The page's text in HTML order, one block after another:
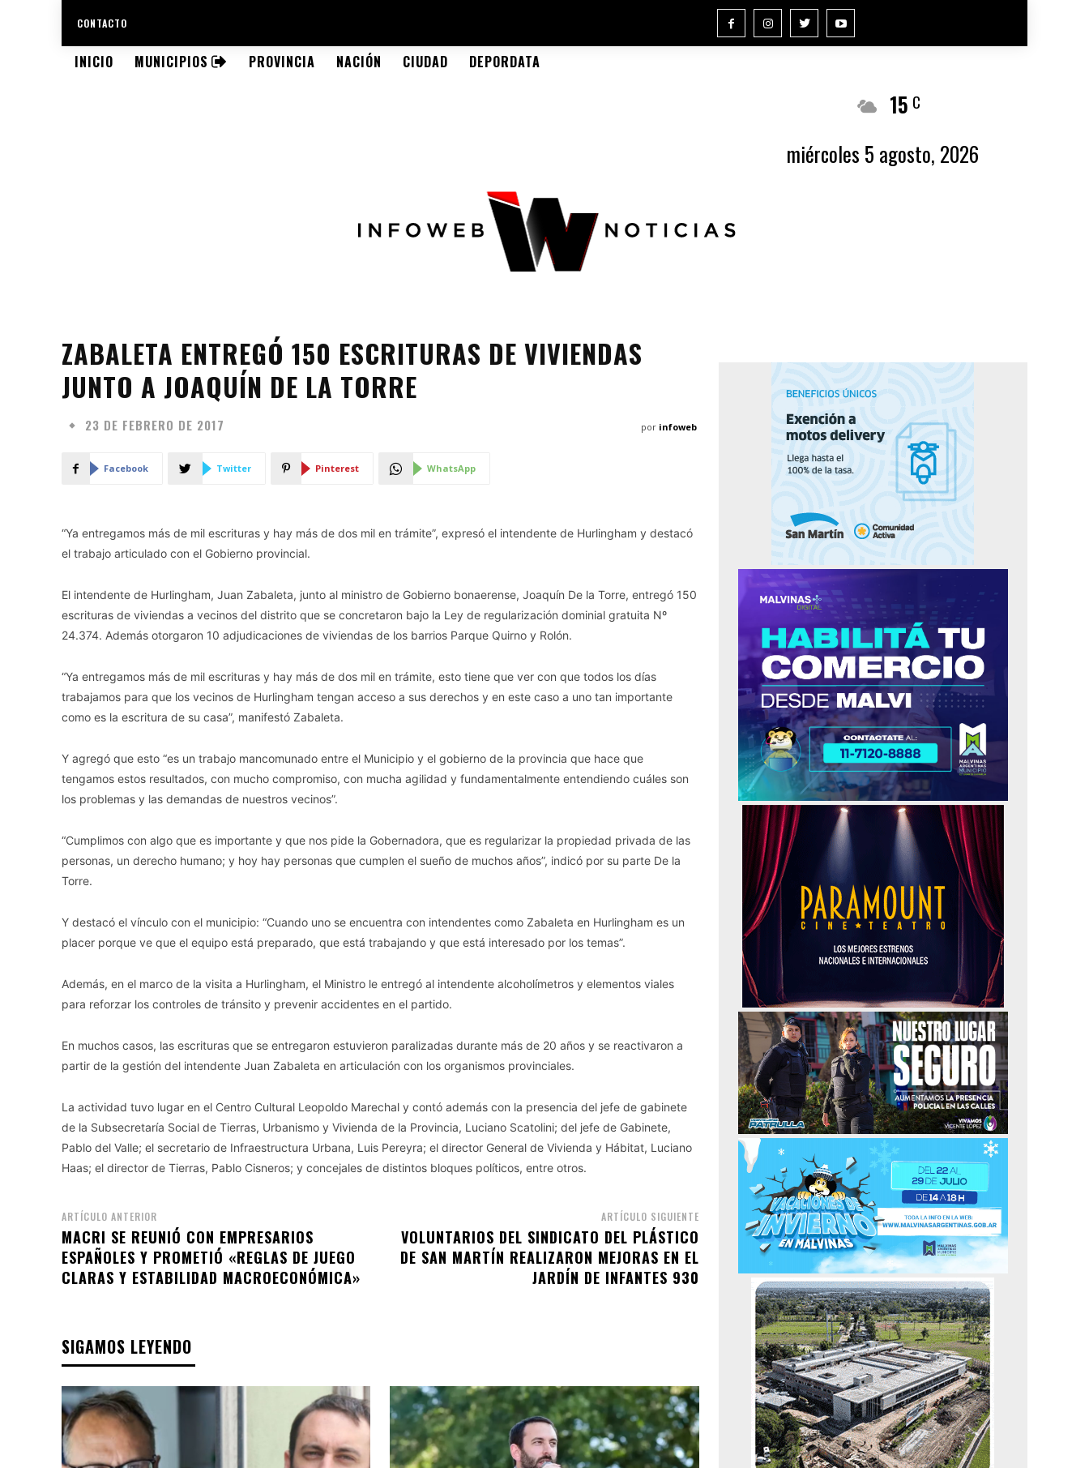
CONTACTO
INICIO MUNICIPIOS PROVINCIA NACIÓN CIUDAD DEPORDATA
15 C
miércoles 5 agosto, 2026
ZABALETA ENTREGÓ 150 ESCRITURAS DE VIVIENDAS
JUNTO A JOAQUÍN DE LA TORRE
23 DE FEBRERO DE 2017 por infoweb
Facebook Twitter Pinterest WhatsApp
“Ya entregamos más de mil escrituras y hay más de dos mil en trámite”, expresó el intendente de Hurlingham y destacó
el trabajo articulado con el Gobierno provincial.
El intendente de Hurlingham, Juan Zabaleta, junto al ministro de Gobierno bonaerense, Joaquín De la Torre, entregó 150
escrituras de viviendas a vecinos del distrito que se concretaron bajo la Ley de regularización dominial gratuita Nº
24.374. Además otorgaron 10 adjudicaciones de viviendas de los barrios Parque Quirno y Rolón.
“Ya entregamos más de mil escrituras y hay más de dos mil en trámite, esto tiene que ver con que todos los días
trabajamos para que los vecinos de Hurlingham tengan acceso a sus derechos y en este caso a uno tan importante
como es la escritura de su casa”, manifestó Zabaleta.
Y agregó que esto “es un trabajo mancomunado entre el Municipio y el gobierno de la provincia que hace que
tengamos estos resultados, con mucho compromiso, con mucha agilidad y fundamentalmente entendiendo cuáles son
los problemas y las demandas de nuestros vecinos”.
“Cumplimos con algo que es importante y que nos pide la Gobernadora, que es regularizar la propiedad privada de las
personas, un derecho humano; y hoy hay personas que cumplen el sueño de muchos años”, indicó por su parte De la
Torre.
Y destacó el vínculo con el municipio: “Cuando uno se encuentra con intendentes como Zabaleta en Hurlingham es un
placer porque ve que el equipo está preparado, que está trabajando y que está interesado por los temas”.
Además, en el marco de la visita a Hurlingham, el Ministro le entregó al intendente alcoholímetros y elementos viales
para reforzar los controles de tránsito y prevenir accidentes en el partido.
En muchos casos, las escrituras que se entregaron estuvieron paralizadas durante más de 20 años y se reactivaron a
partir de la gestión del intendente Juan Zabaleta en articulación con los organismos provinciales.
La actividad tuvo lugar en el Centro Cultural Leopoldo Marechal y contó además con la presencia del jefe de gabinete
de la Subsecretaría Social de Tierras, Urbanismo y Vivienda de la Provincia, Luciano Scatolini; del jefe de Gabinete,
Pablo del Valle; el secretario de Infraestructura Urbana, Luis Pereyra; el director General de Vivienda y Hábitat, Luciano
Haas; el director de Tierras, Pablo Cisneros; y concejales de distintos bloques políticos, entre otros.
ARTÍCULO ANTERIOR
MACRI SE REUNIÓ CON EMPRESARIOS
ESPAÑOLES Y PROMETIÓ «REGLAS DE JUEGO
CLARAS Y ESTABILIDAD MACROECONÓMICA»
ARTÍCULO SIGUIENTE
VOLUNTARIOS DEL SINDICATO DEL PLÁSTICO
DE SAN MARTÍN REALIZARON MEJORAS EN EL
JARDÍN DE INFANTES 930
SIGAMOS LEYENDO